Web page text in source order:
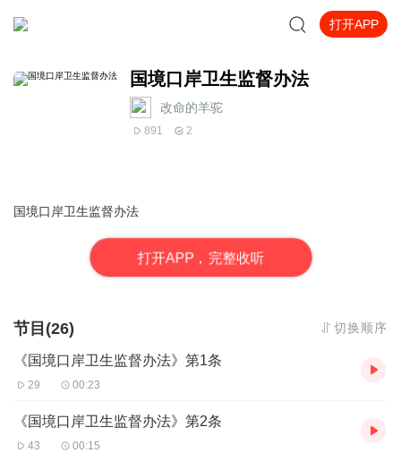
打开APP
国境口岸卫生监督办法
改命的羊驼
891 2
国境口岸卫生监督办法
打开APP，完整收听
节目(26) 切换顺序
《国境口岸卫生监督办法》第1条
29 00:23
《国境口岸卫生监督办法》第2条
43 00:15